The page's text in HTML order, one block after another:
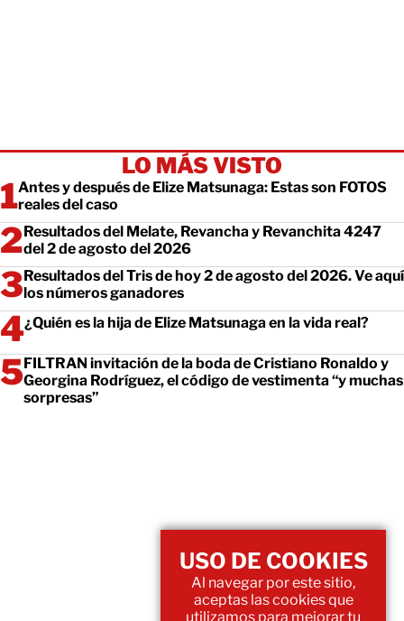
LO MÁS VISTO
Antes y después de Elize Matsunaga: Estas son FOTOS
reales del caso
Resultados del Melate, Revancha y Revanchita 4247
del 2 de agosto del 2026
Resultados del Tris de hoy 2 de agosto del 2026. Ve aquí
los números ganadores
¿Quién es la hija de Elize Matsunaga en la vida real?
FILTRAN invitación de la boda de Cristiano Ronaldo y
Georgina Rodríguez, el código de vestimenta “y muchas
sorpresas”
USO DE COOKIES
Al navegar por este sitio,
aceptas las cookies que
utilizamos para mejorar tu